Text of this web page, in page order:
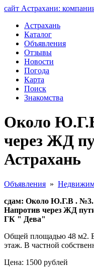
сайт Астрахани:
Астрахань
Каталог
Объявления
Отзывы
Новости
Погода
Карта
Поиск
Знакомства
Около
через ЖД
Астрахань
Объявления »
сдам: Около Ю.Г.В . №3.
Напротив через ЖД
ГК " Дева"
Общей площадью 48 м2.
этаж. В частной
Цена: 1500 рублей